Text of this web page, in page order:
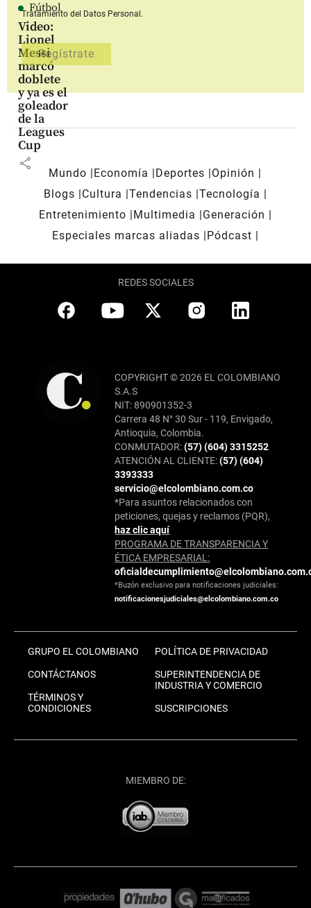
Fútbol
Video:
Lionel
Messi
marcó
doblete
y ya es el
goleador
de la
Leagues
Cup
share
Tratamiento del Datos Personal.
Mundo Economía Deportes
Opinión
Blogs
Cultura Tendencias Tecnología
Entretenimiento
Multimedia
Generación
Especiales marcas aliadas
Pódcast
REDES SOCIALES
COPYRIGHT © 2026 EL COLOMBIANO
S.A.S
NIT: 890901352-3
Carrera 48 N° 30 Sur - 119, Envigado,
Antioquia, Colombia.
CONMUTADOR:(57) (604) 3315252
ATENCIÓN AL CLIENTE:(57) (604)
3393333
servicio@elcolombiano.com.co
*Para asuntos relacionados con
peticiones, quejas y reclamos (PQR),
haz clic aquí
PROGRAMA DE TRANSPARENCIA Y
ÉTICA EMPRESARIAL:
*Buzón exclusivo para notificaciones judiciales:
notificacionesjudiciales@elcolombiano.com.co
GRUPO EL COLOMBIANO
CONTÁCTANOS
TÉRMINOS Y
CONDICIONES
POLÍTICA DE PRIVACIDAD
SUPERINTENDENCIA DE
INDUSTRIA Y COMERCIO
SUSCRIPCIONES
MIEMBRO DE: